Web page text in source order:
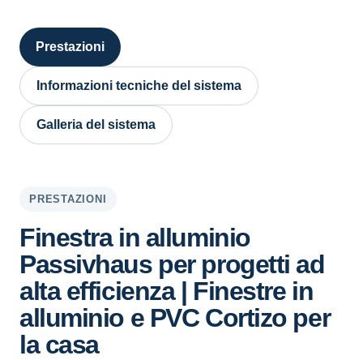
Prestazioni
Informazioni tecniche del sistema
Galleria del sistema
PRESTAZIONI
Finestra in alluminio
Passivhaus per progetti ad
alta efficienza | Finestre in
alluminio e PVC Cortizo per
la casa